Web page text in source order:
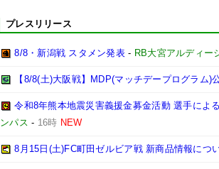
プレスリリース
8/8・新潟戦 スタメン発表 - RB大宮アルディー
【8/8(土)大阪戦】MDP(マッチデープログラム)
令和8年熊本地震災害義援金募金活動 選手によ
ンパス - 16時 NEW
8月15日(土)FC町田ゼルビア戦 新商品情報につ